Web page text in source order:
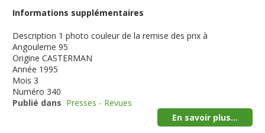
Informations supplémentaires
Description 1 photo couleur de la remise des prix à
Angouleme 95
Origine CASTERMAN
Année 1995
Mois 3
Numéro 340
Publié dans Presses - Revues
En savoir plus...